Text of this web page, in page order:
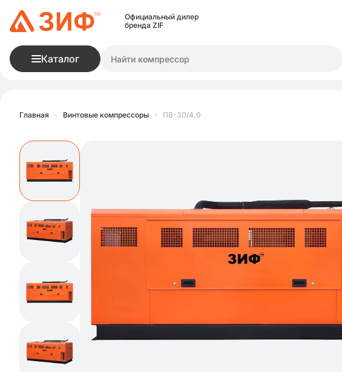
Официальный дилер
бренда ZIF
Каталог
Главная • Винтовые компрессоры • ПВ-30/4,0